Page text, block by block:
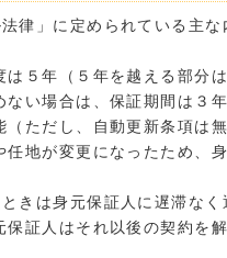
法律」に定められている主
は５年（５年を越える部分
ない場合は、保証期間は３
（ただし、自動更新条項は
任地が変更になったため、
きは身元保証人に遅滞なく
保証人はそれ以後の契約を